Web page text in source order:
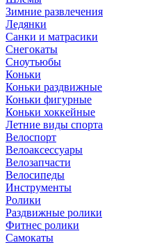
Зимние развлечения
Ледянки
Санки и матрасики
Снегокаты
Сноутьюбы
Коньки
Коньки раздвижные
Коньки фигурные
Коньки хоккейные
Летние виды спорта
Велоспорт
Велоаксессуары
Велозапчасти
Велосипеды
Инструменты
Ролики
Раздвижные ролики
Фитнес ролики
Самокаты